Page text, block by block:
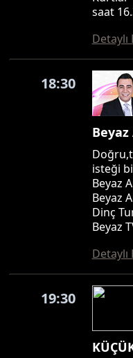
saat
Detaylı
18:30
isteği
Beyaz
Beyaz
Dinç
Beyaz
Detaylı
19:30